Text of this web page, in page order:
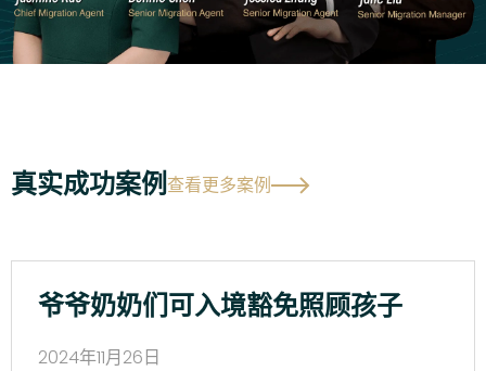
真实成功案例查看更多案例
爷爷奶奶们可入境豁免照顾孩子
2024年11月26日